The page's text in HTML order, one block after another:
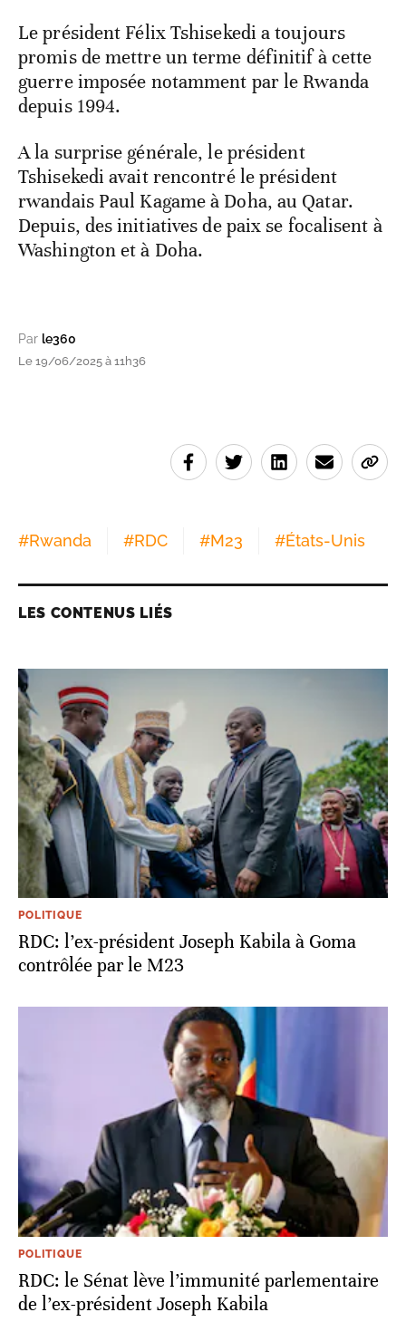
Le président Félix Tshisekedi a toujours
promis de mettre un terme définitif à cette
guerre imposée notamment par le Rwanda
depuis 1994.
A la surprise générale, le président
Tshisekedi avait rencontré le président
rwandais Paul Kagame à Doha, au Qatar.
Depuis, des initiatives de paix se focalisent à
Washington et à Doha.
Par le360
Le 19/06/2025 à 11h36
#Rwanda #RDC #M23 #États-Unis
LES CONTENUS LIÉS
POLITIQUE
RDC: l’ex-président Joseph Kabila à Goma
contrôlée par le M23
POLITIQUE
RDC: le Sénat lève l’immunité parlementaire
de l’ex-président Joseph Kabila